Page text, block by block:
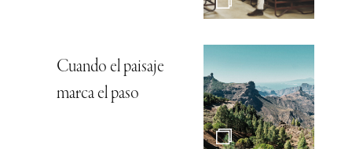
Cuando el paisaje
marca el paso